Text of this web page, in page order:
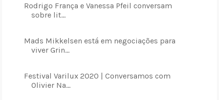
Rodrigo França e Vanessa Pfeil conversam
sobre lit...
Mads Mikkelsen está em negociações para
viver Grin...
Festival Varilux 2020 | Conversamos com
Olivier Na...